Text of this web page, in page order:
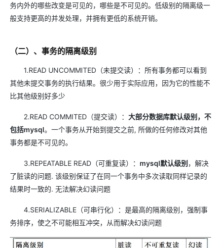
务内外的哪些改变是可见的，哪些是不可见的。低级别的隔离级一
般支持更高的并发处理，并拥有更低的系统开销。
（二）、事务的隔离级别
1.READ UNCOMMITED（未提交读）：所有事务都可以看到
其他未提交事务的执行结果。很少用于实际应用，因为它的性能不
比其他级别好多少
2.READ COMMITED（提交读）： 大部分数据库默认级别，不
包括mysql。一个事务从开始到提交之前, 所做的任何修改对其他
事务都是不可见的。
3.REPEATABLE READ（可重复读）： mysql默认级别 ，解决
了脏读的问题. 该级别保证了在同一个事务中多次读取同样记录的
结果时一致的. 无法解决幻读问题
4.SERIALIZABLE（可串行化）：是最高的隔离级别，强制事
务排序，使之不可能相互冲突，从而解决幻读问题